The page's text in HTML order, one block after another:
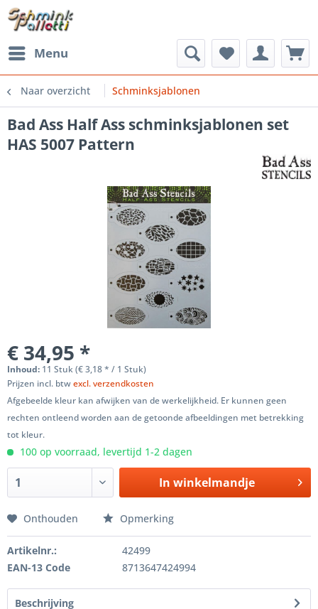
Menu
Naar overzicht Schminksjablonen
Bad Ass Half Ass schminksjablonen set
HAS 5007 Pattern
€ 34,95 *
Inhoud: 11 Stuk (€ 3,18 * / 1 Stuk)
Prijzen incl. btwexcl. verzendkosten
Afgebeelde kleur kan afwijken van de werkelijkheid. Er kunnen geen
rechten ontleend worden aan de getoonde afbeeldingen met betrekking
tot kleur.
100 op voorraad, levertijd 1-2 dagen
In winkelmandje
Onthouden Opmerking
Artikelnr.:
42499
EAN-13 Code
8713647424994
Beschrijving